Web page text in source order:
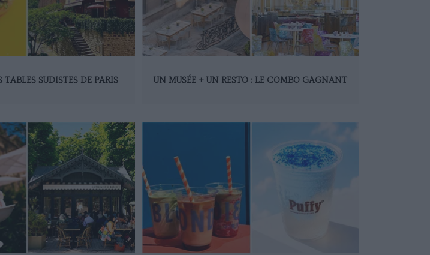
TABLES SUDISTES DE PARIS UN MUSÉE + UN RESTO : LE COMBO GAGNANT